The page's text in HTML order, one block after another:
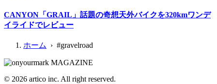
CANYON「GRAIL」話題の奇想天外バイクを320kmワンデ
イライドでレビュー
ホーム › #gravelroad
© 2026 artico inc. All right reserved.